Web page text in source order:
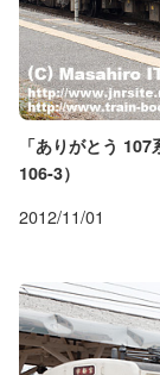
「ありがとう
106-3）
2012/11/01